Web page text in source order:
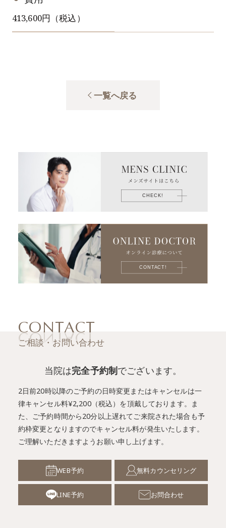
413,600円（税込）
一覧へ戻る
CONTACT
ご相談・お問い合わせ
当院は完全予約制でございます。
2日前20時以降のご予約の日時変更またはキャンセルは一
律キャンセル料¥2,200（税込）を頂戴しております。 ま
た、ご予約時間から20分以上遅れてご来院された場合も予
約枠変更となりますのでキャンセル料が発生いたします。
ご理解いただきますようお願い申し上げます。
WEB予約 無料カウンセリング
LINE予約 お問合わせ